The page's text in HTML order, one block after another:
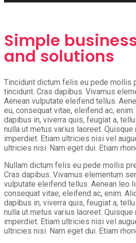
Simple
and solutions
Tincidunt dictum felis eu pede mollis
tincidunt. Cras dapibus. Vivamus
Aenean vulputate eleifend tellus.
eu, consequat vitae, eleifend ac,
dapibus in, viverra quis, feugiat a,
nulla ut metus varius laoreet. Quisque
imperdiet. Etiam ultricies nisi vel
ultricies nisi. Nam eget dui. Etiam
Nullam dictum felis eu pede mollis
Cras dapibus. Vivamus elementum
vulputate eleifend tellus. Aenean leo
consequat vitae, eleifend ac, enim.
dapibus in, viverra quis, feugiat a,
nulla ut metus varius laoreet. Quisque
imperdiet. Etiam ultricies nisi vel
ultricies nisi. Nam eget dui. Etiam